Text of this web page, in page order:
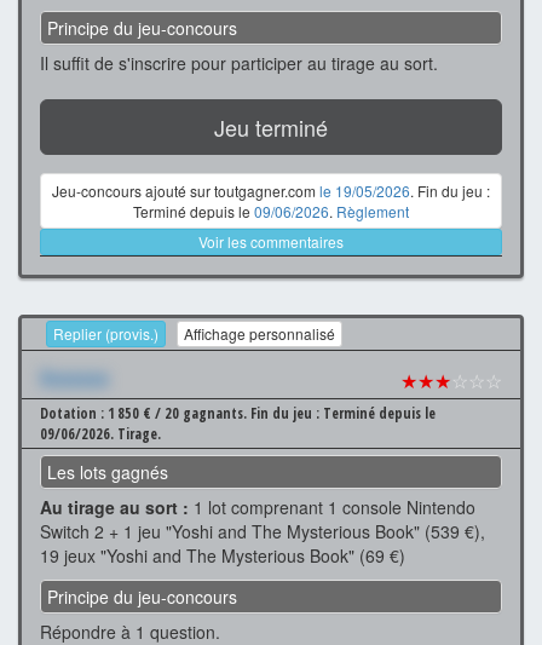
Principe du jeu-concours
Il suffit de s'inscrire pour participer au tirage au sort.
Jeu terminé
Jeu-concours ajouté sur toutgagner.com le 19/05/2026. Fin du jeu :
Terminé depuis le 09/06/2026. Règlement
Voir les commentaires
Replier (provis.) Affichage personnalisé
Xxxxxxx ★★★☆☆☆
Dotation : 1 850 € / 20 gagnants. Fin du jeu : Terminé depuis le
09/06/2026. Tirage.
Les lots gagnés
Au tirage au sort : 1 lot comprenant 1 console Nintendo
Switch 2 + 1 jeu "Yoshi and The Mysterious Book" (539 €),
19 jeux "Yoshi and The Mysterious Book" (69 €)
Principe du jeu-concours
Répondre à 1 question.